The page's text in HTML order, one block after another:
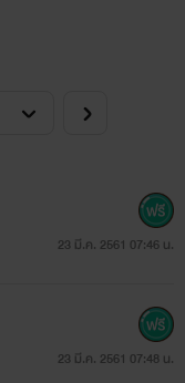
” เธอตอบแทรกขึ้น
ด้รู้เรื่องที่ไม่คาดคิด
งยืนยันคำเดิม
อเป็นเมียฉันนะกล้วย
23 มี.ค. 2561 07:46 น.
23 มี.ค. 2561 07:48 น.